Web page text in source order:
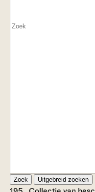
Zoek Uitgebreid zoeken